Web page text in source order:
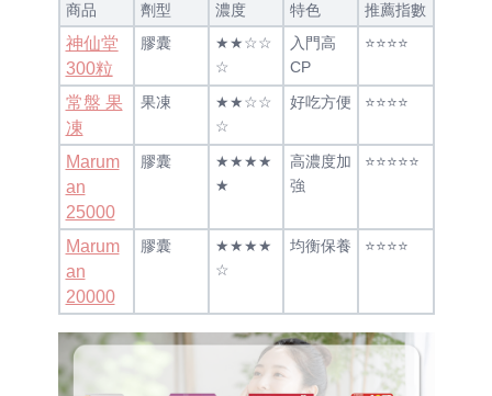
商品 劑型 濃度 特色 推薦指數
神仙堂
300粒
膠囊
★★☆☆
☆
入門高
CP
⭐⭐⭐⭐
常盤 果
凍
果凍
★★☆☆
☆
好吃方便 ⭐⭐⭐⭐
Marum
an
25000
膠囊
★★★★
★
高濃度加
強
⭐⭐⭐⭐⭐
Marum
an
20000
膠囊
★★★★
☆
均衡保養 ⭐⭐⭐⭐